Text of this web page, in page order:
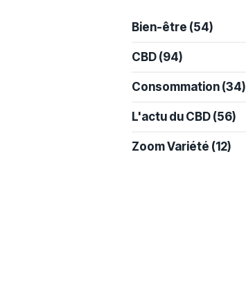
Bien-être (54)
CBD(94)
Consommation(34)
L'actu du CBD(56)
Zoom Variété (12)